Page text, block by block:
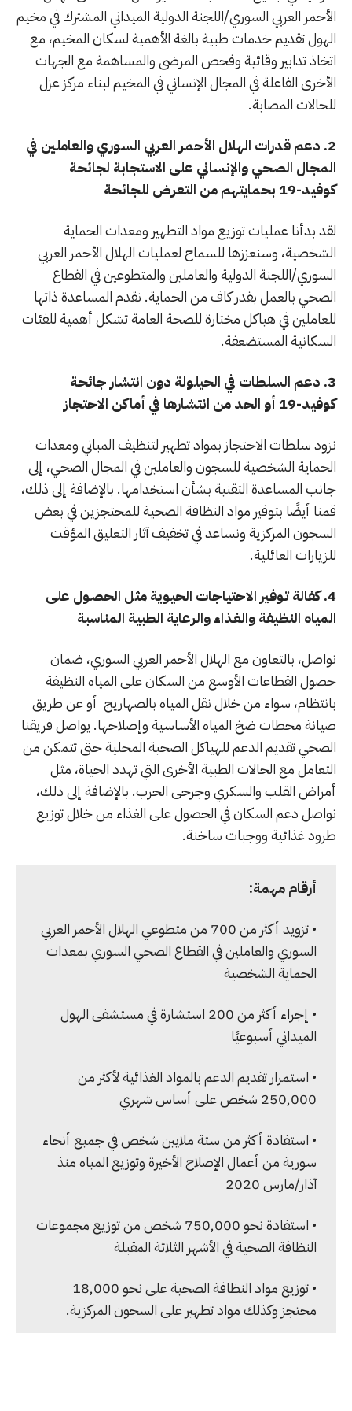
الأحمر العربي السوري/اللجنة الدولية الميداني المشترك في مخيم
الهول تقديم خدمات طبية بالغة الأهمية لسكان المخيم، مع
اتخاذ تدابير وقائية وفحص المرضى والمساهمة مع الجهات
الأخرى الفاعلة في المجال الإنساني في المخيم لبناء مركز عزل
للحالات المصابة.
2. دعم قدرات الهلال الأحمر العربي السوري والعاملين في
المجال الصحي والإنساني على الاستجابة لجائحة
كوفيد-19 بحمايتهم من التعرض للجائحة
لقد بدأنا عمليات توزيع مواد التطهير ومعدات الحماية
الشخصية، وسنعززها للسماح لعمليات الهلال الأحمر العربي
السوري/اللجنة الدولية والعاملين والمتطوعين في القطاع
الصحي بالعمل بقدر كاف من الحماية. نقدم المساعدة ذاتها
للعاملين في هياكل مختارة للصحة العامة تشكل أهمية للفئات
السكانية المستضعفة.
3. دعم السلطات في الحيلولة دون انتشار جائحة
كوفيد-19 أو الحد من انتشارها في أماكن الاحتجاز
نزود سلطات الاحتجاز بمواد تطهير لتنظيف المباني ومعدات
الحماية الشخصية للسجون والعاملين في المجال الصحي، إلى
جانب المساعدة التقنية بشأن استخدامها. بالإضافة إلى ذلك،
قمنا أيضًا بتوفير مواد النظافة الصحية للمحتجزين في بعض
السجون المركزية ونساعد في تخفيف آثار التعليق المؤقت
للزيارات العائلية.
4. كفالة توفير الاحتياجات الحيوية مثل الحصول على
المياه النظيفة والغذاء والرعاية الطبية المناسبة
نواصل، بالتعاون مع الهلال الأحمر العربي السوري، ضمان
حصول القطاعات الأوسع من السكان على المياه النظيفة
بانتظام، سواء من خلال نقل المياه بالصهاريج أو عن طريق
صيانة محطات ضخ المياه الأساسية وإصلاحها. يواصل فريقنا
الصحي تقديم الدعم للهياكل الصحية المحلية حتى تتمكن من
التعامل مع الحالات الطبية الأخرى التي تهدد الحياة، مثل
أمراض القلب والسكري وجرحى الحرب. بالإضافة إلى ذلك،
نواصل دعم السكان في الحصول على الغذاء من خلال توزيع
طرود غذائية ووجبات ساخنة.
أرقام مهمة:
• تزويد أكثر من 700 من متطوعي الهلال الأحمر العربي
السوري والعاملين في القطاع الصحي السوري بمعدات
الحماية الشخصية
• إجراء أكثر من 200 استشارة في مستشفى الهول
الميداني أسبوعيًا
• استمرار تقديم الدعم بالمواد الغذائية لأكثر من
250,000 شخص على أساس شهري
• استفادة أكثر من ستة ملايين شخص في جميع أنحاء
سورية من أعمال الإصلاح الأخيرة وتوزيع المياه منذ
آذار/مارس 2020
• استفادة نحو 750,000 شخص من توزيع مجموعات
النظافة الصحية في الأشهر الثلاثة المقبلة
• توزيع مواد النظافة الصحية على نحو 18,000
محتجز وكذلك مواد تطهير على السجون المركزية.